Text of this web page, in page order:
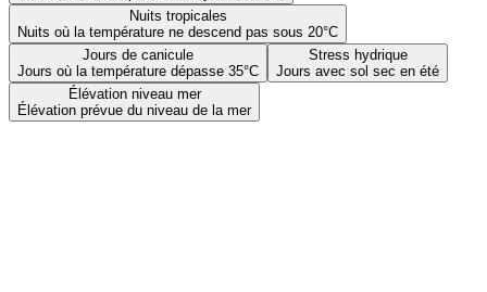
Nuits tropicales
Nuits où la température ne descend pas sous 20°C
Jours de canicule
Jours où la température dépasse 35°C
Stress hydrique
Jours avec sol sec en été
Élévation niveau mer
Élévation prévue du niveau de la mer